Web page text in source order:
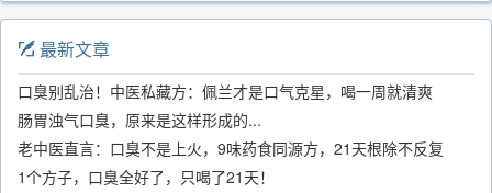
最新文章
口臭别乱治！中医私藏方：佩兰才是口气克星，喝一周就清爽
肠胃浊气口臭，原来是这样形成的...
老中医直言：口臭不是上火，9味药食同源方，21天根除不反复
1个方子，口臭全好了，只喝了21天！